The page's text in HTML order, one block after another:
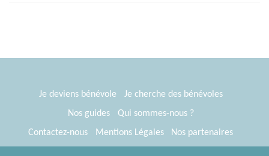
Je deviens bénévole
Je cherche des bénévoles
Nos guides
Qui sommes-nous ?
Contactez-nous
Mentions Légales
Nos partenaires